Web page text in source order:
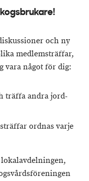
och ny
medlemsträffar,
vara något för dig:
träffa andra jord-
ordnas varje